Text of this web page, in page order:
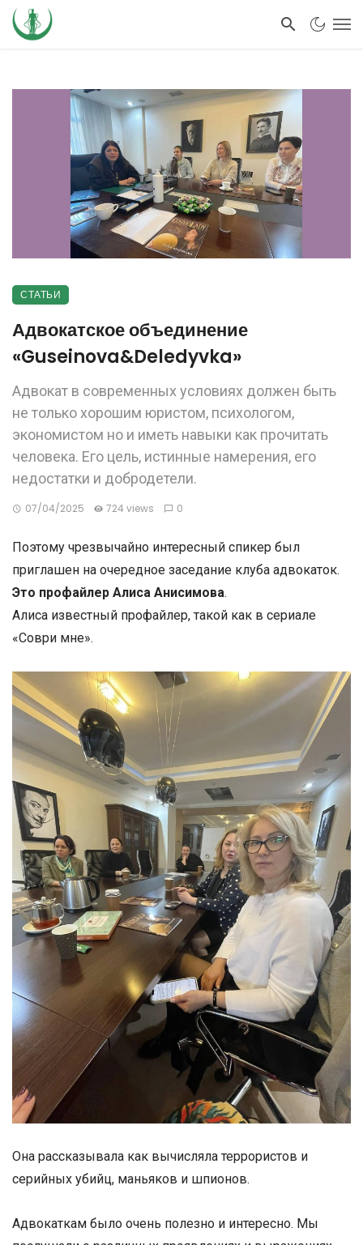
СТАТЬИ
Адвокатское объединение
«Guseinova&Deledyvka»
Адвокат в современных условиях должен быть
не только хорошим юристом, психологом,
экономистом но и иметь навыки как прочитать
человека. Его цель, истинные намерения, его
недостатки и добродетели.
07/04/2025 724 views 0
Поэтому чрезвычайно интересный спикер был
приглашен на очередное заседание клуба адвокаток.
Это профайлер Алиса Анисимова.
Алиса известный профайлер, такой как в сериале
«Соври мне».
Она рассказывала как вычисляла террористов и
серийных убийц, маньяков и шпионов.
Адвокаткам было очень полезно и интересно. Мы